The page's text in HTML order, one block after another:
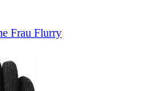
Frau Flurry